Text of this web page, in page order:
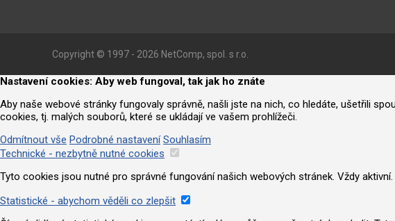
Copyright © 1997 - 2026 NetComp, spol. s r.o.
Nastavení cookies: Aby web fungoval, tak jak ho znáte
Aby naše webové stránky fungovaly správně, našli jste na nich, co hledáte, ušetřili
cookies, tj. malých souborů, které se ukládají ve vašem prohlížeči.
Odmítnout vše Podrobné nastavení Souhlasím
Technické - nezbytně nutné cookies
Tyto cookies jsou nutné pro správné fungování našich webových stránek. Vždy aktivní.
Statistické - abychom věděli co zlepšit